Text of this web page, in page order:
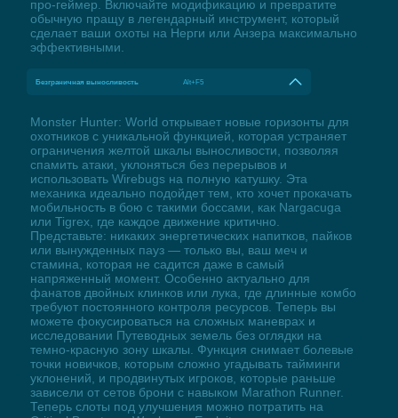
про-геймер. Включайте модификацию и превратите
обычную пращу в легендарный инструмент, который
сделает ваши охоты на Нерги или Анзера максимально
эффективными.
Безграничная выносливость Alt+F5
Monster Hunter: World открывает новые горизонты для
охотников с уникальной функцией, которая устраняет
ограничения желтой шкалы выносливости, позволяя
спамить атаки, уклоняться без перерывов и
использовать Wirebugs на полную катушку. Эта
механика идеально подойдет тем, кто хочет прокачать
мобильность в бою с такими боссами, как Nargacuga
или Tigrex, где каждое движение критично.
Представьте: никаких энергетических напитков, пайков
или вынужденных пауз — только вы, ваш меч и
стамина, которая не садится даже в самый
напряженный момент. Особенно актуально для
фанатов двойных клинков или лука, где длинные комбо
требуют постоянного контроля ресурсов. Теперь вы
можете фокусироваться на сложных маневрах и
исследовании Путеводных земель без оглядки на
темно-красную зону шкалы. Функция снимает болевые
точки новичков, которым сложно угадывать тайминги
уклонений, и продвинутых игроков, которые раньше
зависели от сетов брони с навыком Marathon Runner.
Теперь слоты под улучшения можно потратить на